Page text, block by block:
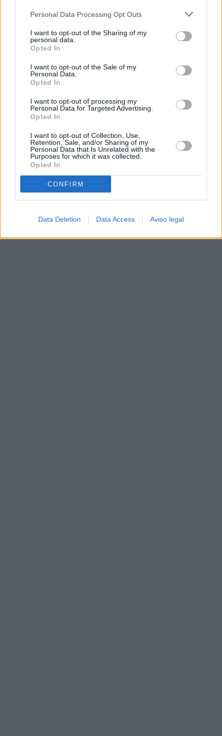
negar su consentimiento. Tenga en cuenta que algún
de su consentimiento, pero usted tiene el derecho de
rechazar tal procesamiento. Sus preferencias se aplicarán
cualquier momento entrando de nuevo en este sitio web o
visitando nuestra política de privacidad.
Personal Data Processing Opt Outs
I want to opt-out of the Sharing of my
personal data.
Opted In
I want to opt-out of the Sale of my
Personal Data.
Opted In
I want to opt-out of processing my
Personal Data for Targeted Advertising.
Opted In
I want to opt-out of Collection, Use,
Retention, Sale, and/or Sharing of my
Personal Data that Is Unrelated with the
Purposes for which it was collected.
Opted In
CONFIRM
Data Deletion Data Access Aviso legal